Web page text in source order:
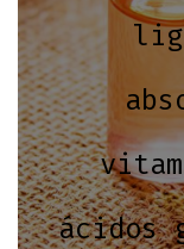
ácidos